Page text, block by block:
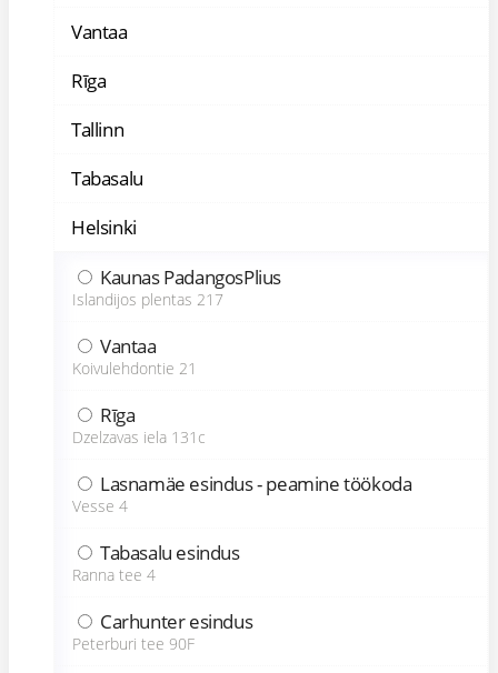
Vantaa
Rīga
Tallinn
Tabasalu
Helsinki
Kaunas PadangosPlius
Islandijos plentas 217
Vantaa
Koivulehdontie 21
Rīga
Dzelzavas iela 131c
Lasnamäe esindus - peamine töökoda
Vesse 4
Tabasalu esindus
Ranna tee 4
Carhunter esindus
Peterburi tee 90F